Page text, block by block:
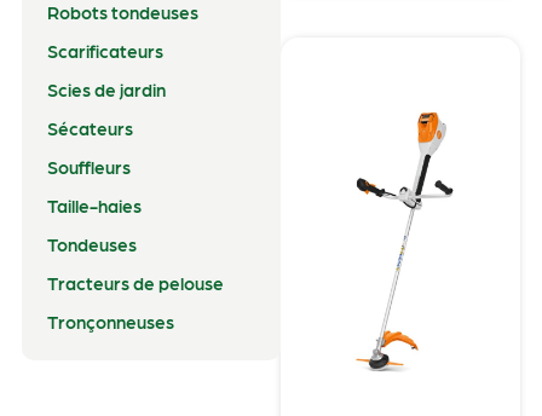
Robots tondeuses
Scarificateurs
Scies de jardin
Sécateurs
Souffleurs
Taille-haies
Tondeuses
Tracteurs de pelouse
Tronçonneuses